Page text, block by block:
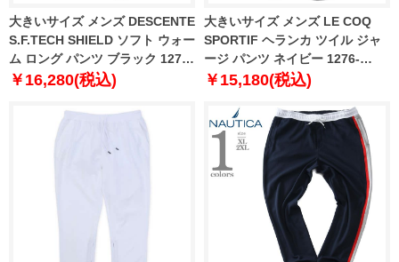
大きいサイズ メンズ DESCENTE
S.F.TECH SHIELD ソフト ウォー
ム ロング パンツ ブラック 1276-
2303-2 2L 3L 4L 5L 6L
￥16,280(税込)
大きいサイズ メンズ LE COQ
SPORTIF ヘランカ ツイル ジャ
ージ パンツ ネイビー 1276-
2311-1 3L 4L 5L 6L
￥15,180(税込)